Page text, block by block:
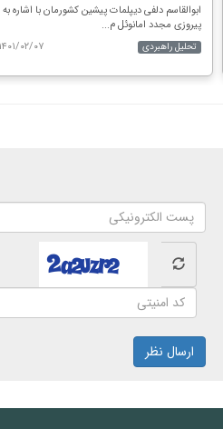
ابوالقاسم دلفی دیپلمات پیشین کشورمان با اشاره به
پیروزی مجدد امانوئل م...
۱۴۰۱/۰۲/۰۷
تحلیل راهبردی
ارسال نظر